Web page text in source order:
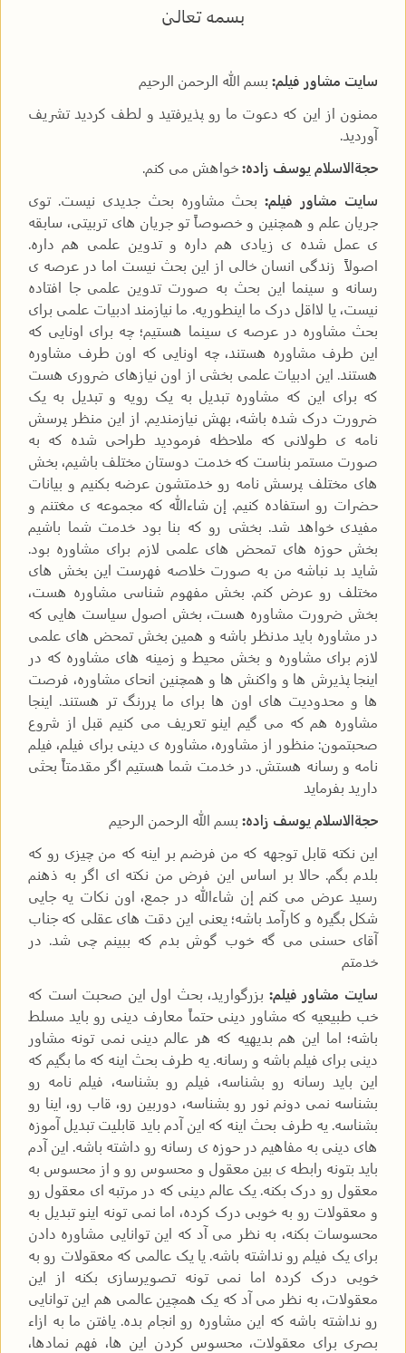
بسمه تعالیٰ
سایت مشاور فیلم: بسم الله الرحمن الرحیم
ممنون از این که دعوت ما رو پذیرفتید و لطف کردید تشریف
آوردید.
حجةالاسلام یوسف زاده:خواهش می کنم.
سایت مشاور فیلم:بحث مشاوره بحث جدیدی نیست. توی
جریان علم و همچنین و خصوصاً تو جریان های تربیتی، سابقه
ی عمل شده ی زیادی هم داره و تدوین علمی هم داره.
اصولاً زندگی انسان خالی از این بحث نیست اما در عرصه ی
رسانه و سینما این بحث به صورت تدوین علمی جا افتاده
نیست، یا لااقل درک ما اینطوریه. ما نیازمند ادبیات علمی برای
بحث مشاوره در عرصه ی سینما هستیم؛ چه برای اونایی که
این طرف مشاوره هستند، چه اونایی که اون طرف مشاوره
هستند. این ادبیات علمی بخشی از اون نیازهای ضروری هست
که برای این که مشاوره تبدیل به یک رویه و تبدیل به یک
ضرورت درک شده باشه، بهش نیازمندیم. از این منظر پرسش
نامه ی طولانی که ملاحظه فرمودید طراحی شده که به
صورت مستمر بناست که خدمت دوستان مختلف باشیم، بخش
های مختلف پرسش نامه رو خدمتشون عرضه بکنیم و بیانات
حضرات رو استفاده کنیم. إن شاءالله که مجموعه ی مغتنم و
مفیدی خواهد شد. بخشی رو که بنا بود خدمت شما باشیم
بخش حوزه های تمحض های علمی لازم برای مشاوره بود.
شاید بد نباشه من به صورت خلاصه فهرست این بخش های
مختلف رو عرض کنم. بخش مفهوم شناسی مشاوره هست،
بخش ضرورت مشاوره هست، بخش اصول سیاست هایی که
در مشاوره باید مدنظر باشه و همین بخش تمحض های علمی
لازم برای مشاوره و بخش محیط و زمینه های مشاوره که در
اینجا پذیرش ها و واکنش ها و همچنین انحای مشاوره، فرصت
ها و محدودیت های اون ها برای ما پررنگ تر هستند. اینجا
مشاوره هم که می گیم اینو تعریف می کنیم قبل از شروع
صحبتمون: منظور از مشاوره، مشاوره ی دینی برای فیلم، فیلم
نامه و رسانه هستش. در خدمت شما هستیم اگر مقدمتاً بحثی
دارید بفرماید
حجةالاسلام یوسف زاده: بسم الله الرحمن الرحیم
این نکته قابل توجهه که من فرضم بر اینه که من چیزی رو که
بلدم بگم. حالا بر اساس این فرض من نکته ای اگر به ذهنم
رسید عرض می کنم إن شاءالله در جمع، اون نکات یه جایی
شکل بگیره و کارآمد باشه؛ یعنی این دقت های عقلی که جناب
آقای حسنی می گه خوب گوش بدم که ببینم چی شد. در
خدمتم
سایت مشاور فیلم: بزرگوارید، بحث اول این صحبت است که
خب طبیعیه که مشاور دینی حتماً معارف دینی رو باید مسلط
باشه؛ اما این هم بدیهیه که هر عالم دینی نمی تونه مشاور
دینی برای فیلم باشه و رسانه. یه طرف بحث اینه که ما بگیم که
این باید رسانه رو بشناسه، فیلم رو بشناسه، فیلم نامه رو
بشناسه نمی دونم نور رو بشناسه، دوربین رو، قاب رو، اینا رو
بشناسه. یه طرف بحث اینه که این آدم باید قابلیت تبدیل آموزه
های دینی به مفاهیم در حوزه ی رسانه رو داشته باشه. این آدم
باید بتونه رابطه ی بین معقول و محسوس رو و از محسوس به
معقول رو درک بکنه. یک عالم دینی که در مرتبه ای معقول رو
و معقولات رو به خوبی درک کرده، اما نمی تونه اینو تبدیل به
محسوسات بکنه، به نظر می آد که این توانایی مشاوره دادن
برای یک فیلم رو نداشته باشه. یا یک عالمی که معقولات رو به
خوبی درک کرده اما نمی تونه تصویرسازی بکنه از این
معقولات، به نظر می آد که یک همچین عالمی هم این توانایی
رو نداشته باشه که این مشاوره رو انجام بده. یافتن ما به ازاء
بصری برای معقولات، محسوس کردن این ها، فهم نمادها،